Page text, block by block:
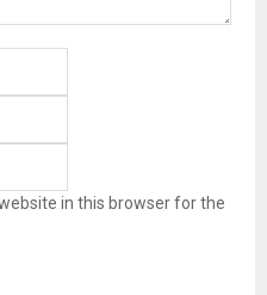
in this browser for the